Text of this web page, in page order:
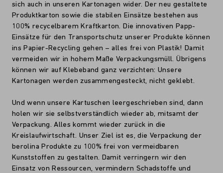
sich auch in unseren Kartonagen wider. Der neu gestaltete
Produktkarton sowie die stabilen Einsätze bestehen aus
100% recycelbarem Kraftkarton. Die innovativen Papp-
Einsätze für den Transportschutz unserer Produkte können
ins Papier-Recycling gehen – alles frei von Plastik! Damit
vermeiden wir in hohem Maße Verpackungsmüll. Übrigens
können wir auf Klebeband ganz verzichten: Unsere
Kartonagen werden zusammengesteckt, nicht geklebt.
Und wenn unsere Kartuschen leergeschrieben sind, dann
holen wir sie selbstverständlich wieder ab, mitsamt der
Verpackung. Alles kommt wieder zurück in die
Kreislaufwirtschaft. Unser Ziel ist es, die Verpackung der
berolina Produkte zu 100% frei von vermeidbaren
Kunststoffen zu gestalten. Damit verringern wir den
Einsatz von Ressourcen, vermindern Schadstoffe und